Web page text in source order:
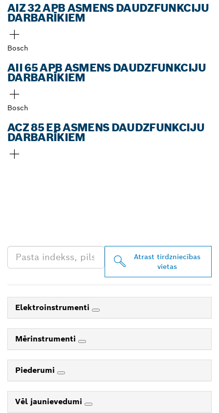
AIZ 32 APB ASMENS DAUDZFUNKCIJU
DARBARĪKIEM
Bosch
AII 65 APB ASMENS DAUDZFUNKCIJU
DARBARĪKIEM
Bosch
ACZ 85 EB ASMENS DAUDZFUNKCIJU
DARBARĪKIEM
Atrast tirdzniecības
vietas
Elektroinstrumenti
Mērinstrumenti
Piederumi
Vēl jaunievedumi